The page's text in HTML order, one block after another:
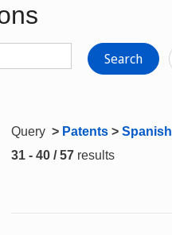
Search
Query > Patents > Spanish
31 - 40 / 57 results